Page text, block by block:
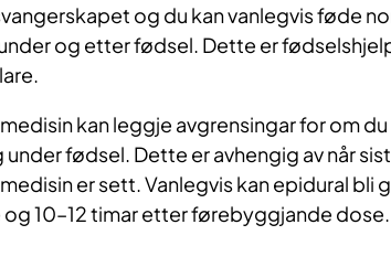
og du kan vanlegvis føde
og etter fødsel. Dette er
kan leggje avgrensingar for om du
fødsel. Dette er avhengig av når
er sett. Vanlegvis kan epidural bli
10–12 timar etter førebyggjande dose.